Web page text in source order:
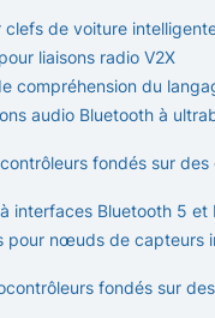
clefs de voiture
liaisons radio V2X
compréhension du
audio Bluetooth à
fondés sur
interfaces Bluetooth 5 et
pour nœuds de capteurs
fondés sur